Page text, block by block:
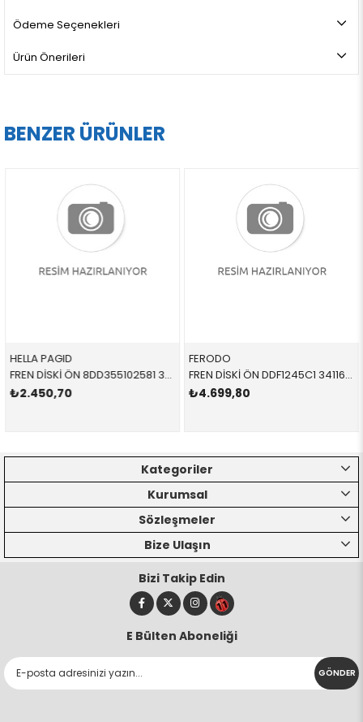
Ödeme Seçenekleri
Ürün Önerileri
BENZER ÜRÜNLER
HELLA PAGID
FREN DİSKİ ÖN 8DD355102581 34116864060 34116864060 E36,E46 1.8,2.0,2.5,2.8 HAVALI 1991-2005
₺2.450,70
FERODO
FREN DİSKİ ÖN DDF1245C1 34116864057 34116864057 E65,E66 3.0,4.0,4.5,5.0,6.0 2004-2011
₺4.699,80
Kategoriler
Kurumsal
Sözleşmeler
Bize Ulaşın
Bizi Takip Edin
E Bülten Aboneliği
GÖNDER